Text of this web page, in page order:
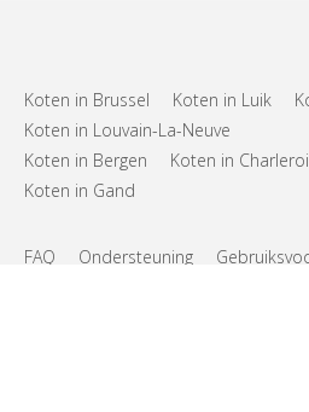
Koten in Brussel Koten in Luik
Koten in Louvain-La-Neuve
Koten in Bergen
Koten in Charleroi
Koten in Gand
FAQ Ondersteuning